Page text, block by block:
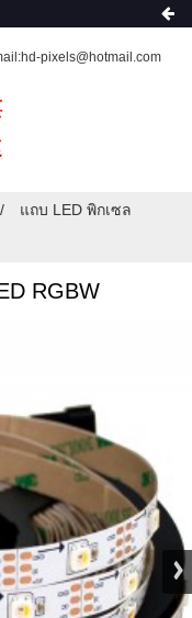
pixels@hotmail.com
แถบ LED พิกเซล
RGBW